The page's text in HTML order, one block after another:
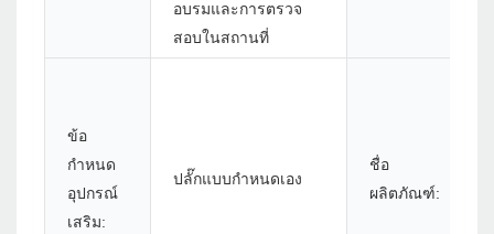
อบรมและการตรวจ
สอบในสถานที่
ข้อ
กำหนด
อุปกรณ์
เสริม:
ปลั๊กแบบกำหนดเอง
ชื่อ
ผลิตภัณฑ์: